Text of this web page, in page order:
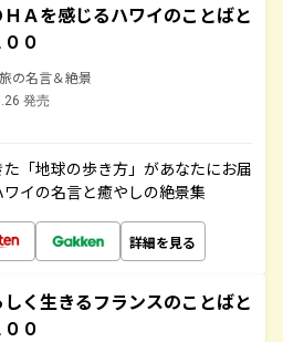
ＨＡを感じるハワイのことばと
０
の名言＆絶景
発売
「地球の歩き方」があなたにお届
イの名言と癒やしの絶景集
詳細を見る
しく生きるフランスのことばと
０